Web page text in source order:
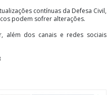
contínuas da Defesa Civil,
podem sofrer alterações.
além dos canais e redes sociais